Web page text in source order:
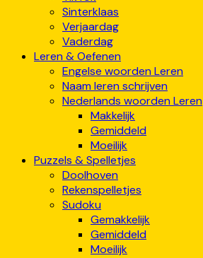
Sinterklaas
Verjaardag
Vaderdag
Leren & Oefenen
Engelse woorden Leren
Naam leren schrijven
Nederlands woorden Leren
Makkelijk
Gemiddeld
Moeilijk
Puzzels & Spelletjes
Doolhoven
Rekenspelletjes
Sudoku
Gemakkelijk
Gemiddeld
Moeilijk